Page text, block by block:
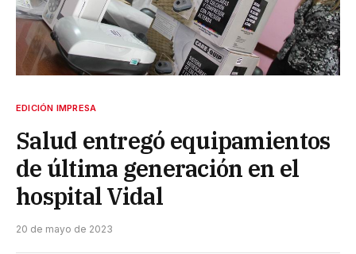
EDICIÓN IMPRESA
Salud entregó equipamientos
de última generación en el
hospital Vidal
20 de mayo de 2023